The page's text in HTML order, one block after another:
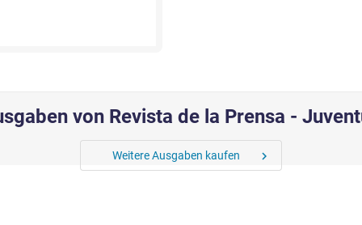
von Revista de la Prensa -
Weitere Ausgaben kaufen chevron_right